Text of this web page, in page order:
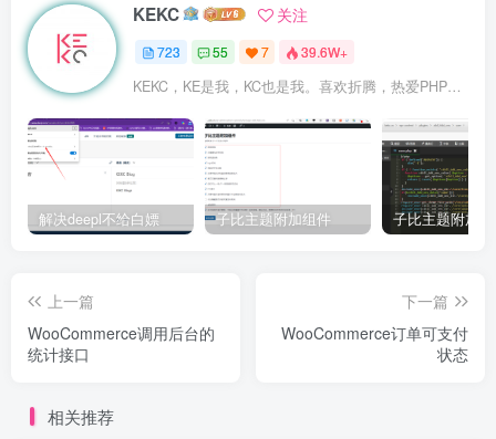
KEKC 关注
723 55 7 39.6W+
KEKC，KE是我，KC也是我。喜欢折腾，热爱PHP及WordPress，在学go语言，专注于技术与分享，开发过程序，维护过企业网站。
解决deepl不给白嫖 子比主题附加组件
上一篇
WooCommerce调用后台的
统计接口
下一篇
WooCommerce订单可支付
状态
相关推荐